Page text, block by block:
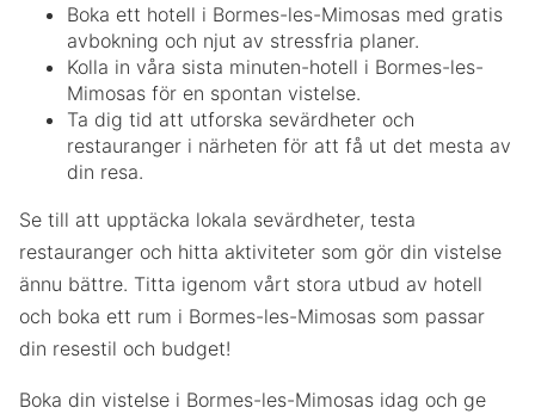
Boka ett hotell i Bormes-les-Mimosas med gratis
avbokning och njut av stressfria planer.
Kolla in våra sista minuten-hotell i Bormes-les-
Mimosas för en spontan vistelse.
Ta dig tid att utforska sevärdheter och
restauranger i närheten för att få ut det mesta av
din resa.
Se till att upptäcka lokala sevärdheter, testa
restauranger och hitta aktiviteter som gör din vistelse
ännu bättre. Titta igenom vårt stora utbud av hotell
och boka ett rum i Bormes-les-Mimosas som passar
din resestil och budget!
Boka din vistelse i Bormes-les-Mimosas idag och ge